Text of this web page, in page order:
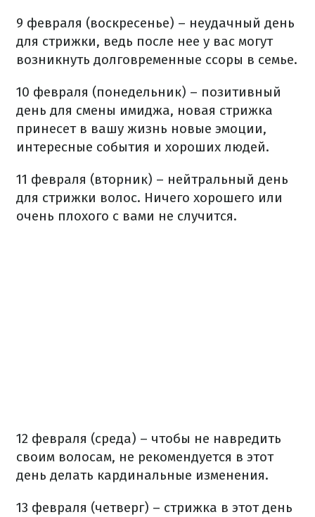
9 февраля (воскресенье) – неудачный день
для стрижки, ведь после нее у вас могут
возникнуть долговременные ссоры в семье.
10 февраля (понедельник) – позитивный
день для смены имиджа, новая стрижка
принесет в вашу жизнь новые эмоции,
интересные события и хороших людей.
11 февраля (вторник) – нейтральный день
для стрижки волос. Ничего хорошего или
очень плохого с вами не случится.
12 февраля (среда) – чтобы не навредить
своим волосам, не рекомендуется в этот
день делать кардинальные изменения.
13 февраля (четверг) – стрижка в этот день